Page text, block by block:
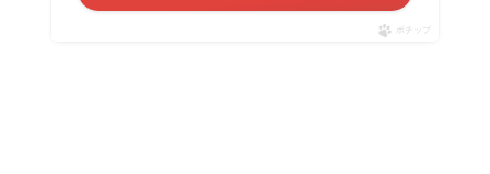
ポチップ